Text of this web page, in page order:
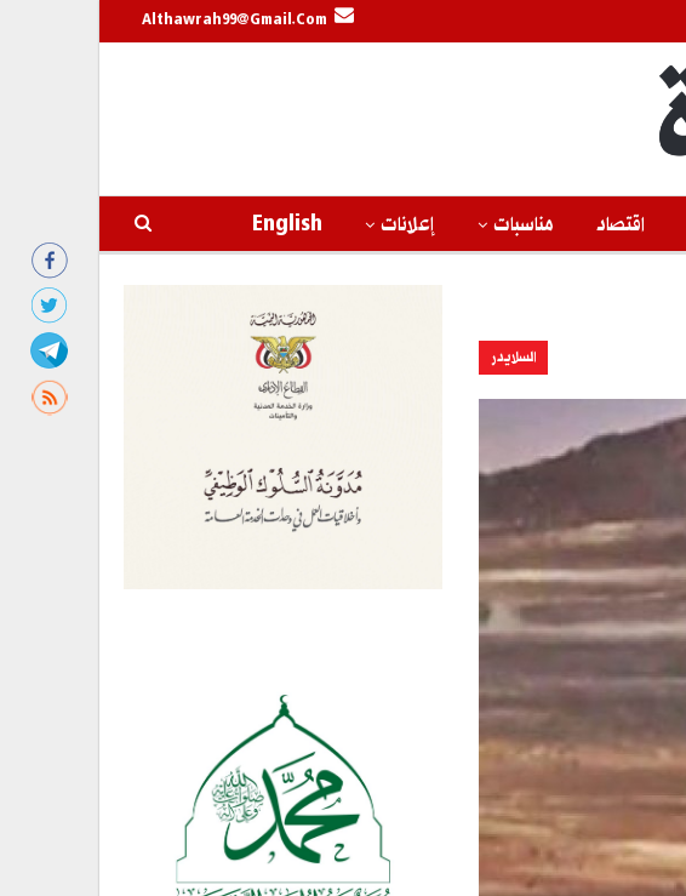
Althawrah99@gmail.com
اقتصاد مناسبات إعلانات English
السلايدر